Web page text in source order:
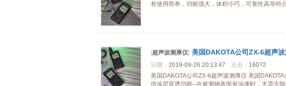
有使用简单，功能强大，体积小巧，可靠性高等特
[超声波测厚仪] 美国DAKOTA公司ZX-6超声
日期： 2019-09-26 20:13:47 点击： 16072
美国DAKOTA公司ZX-6超声波测厚仪 美国
供涂层穿透功能--在被测物表面有油漆时，无需去